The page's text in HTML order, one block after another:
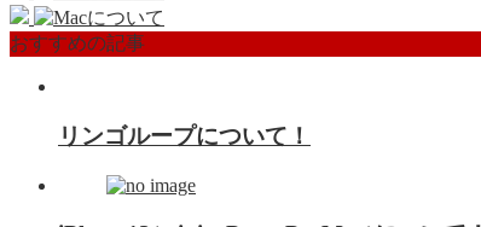
おすすめの記事
リンゴループについて！